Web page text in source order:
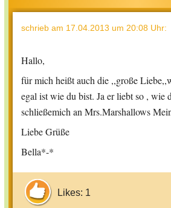
schrieb am 17.04.2013 um 20:08 Uhr:
Hallo,
für mich heißt auch die ,,große
egal ist wie du bist. Ja er liebt so , wie
schließemich an Mrs.Marshallows
Liebe Grüße
Bella*-*
Likes: 1